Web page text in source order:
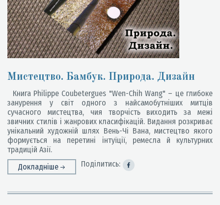
Мистецтво. Бамбук. Природа. Дизайн
Книга Philippe Coubetergues "Wen-Chih Wang" – це глибоке
занурення у світ одного з найсамобутніших митців
сучасного мистецтва, чия творчість виходить за межі
звичних стилів і жанрових класифікацій. Видання розкриває
унікальний художній шлях Вень-Чі Вана, мистецтво якого
формується на перетині інтуїції, ремесла й культурних
традицій Азії.
Докладніше
Поділитись: